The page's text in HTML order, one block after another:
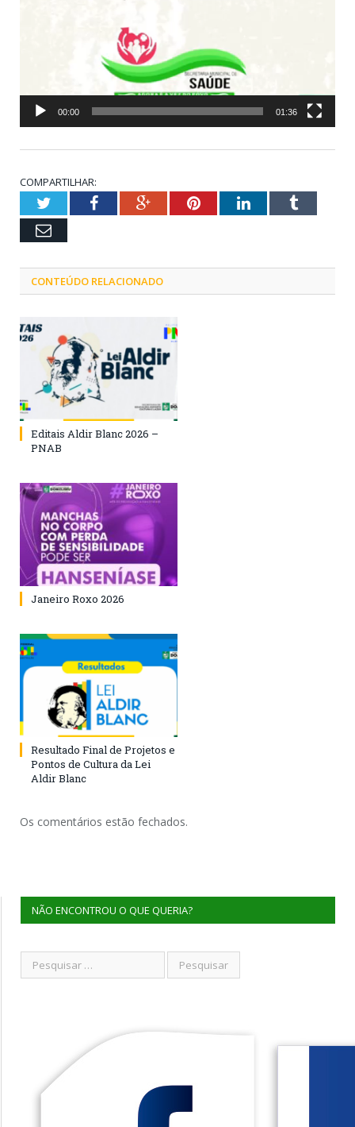
00:00 01:36
COMPARTILHAR:
TwitterFacebookGoogle+PinterestLinkedInTumblr
Email
CONTEÚDO RELACIONADO
Editais Aldir Blanc 2026 –
PNAB
Janeiro Roxo 2026
Resultado Final de Projetos e
Pontos de Cultura da Lei
Aldir Blanc
Os comentários estão fechados.
NÃO ENCONTROU O QUE QUERIA?